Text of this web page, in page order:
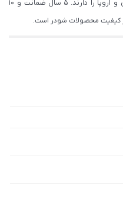
بگوییم محصولات شودر استانداردهای ایران و اروپا را دارند. 5 سال ضمانت و 10
کیفیت محصولات شودر است.